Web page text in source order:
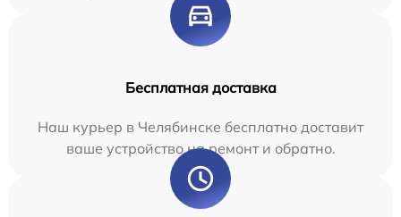
Бесплатная доставка
Наш курьер в Челябинске бесплатно доставит
ваше устройство на ремонт и обратно.